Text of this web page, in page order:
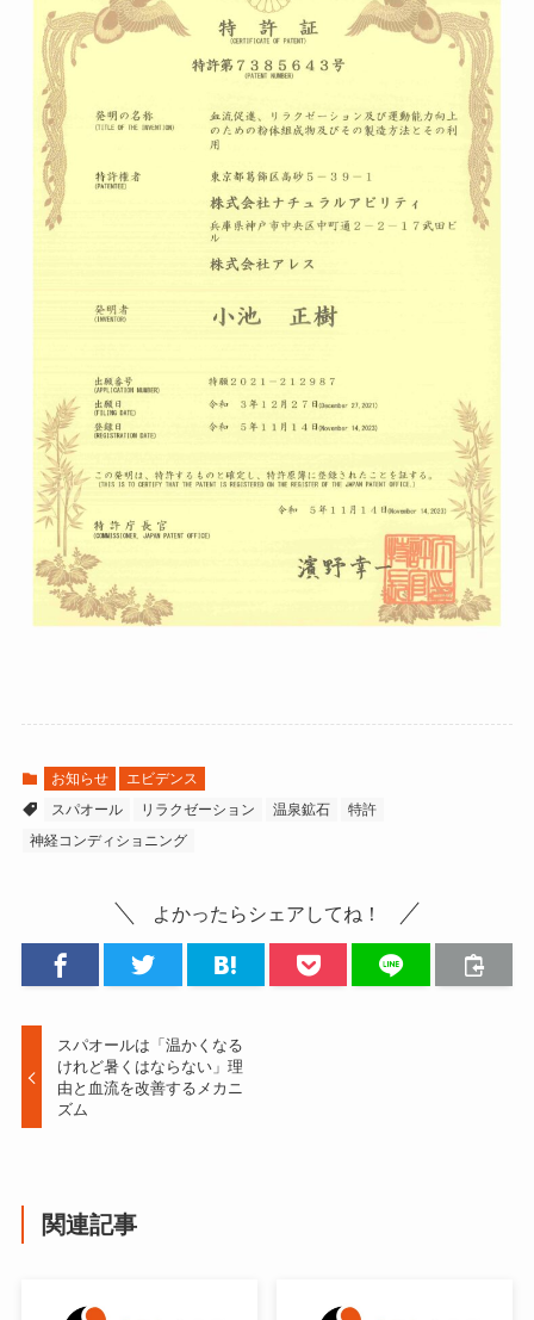
お知らせ
エビデンス
スパオール
リラクゼーション 温泉鉱石
特許
神経コンディショニング
よかったらシェアしてね！
スパオールは「温かくなる
けれど暑くはならない」理
由と血流を改善するメカニ
ズム
関連記事